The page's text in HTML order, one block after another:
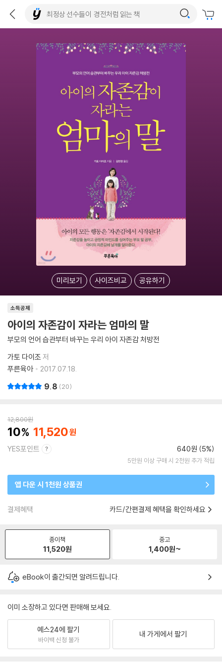
미리보기 사이즈비교 공유하기
소득공제
아이의 자존감이 자라는 엄마의 말
부모의 언어 습관부터 바꾸는 우리 아이 자존감 처방전
가토 다이조 저
푸른육아
2017.07.18.
9.8 20
12,800원
10 11,520
YES포인트 640원 (5%)
5만원 이상 구매 시 2천원 추가 적립
앱 다운 시 1천원 상품권
결제혜택 카드/간편결제 혜택을 확인하세요
종이책
11,520원
중고
1,400원~
eBook이 출간되면 알려드립니다.
이미 소장하고 있다면 판매해 보세요.
예스24에 팔기
바이백 신청 불가
내 가게에서 팔기